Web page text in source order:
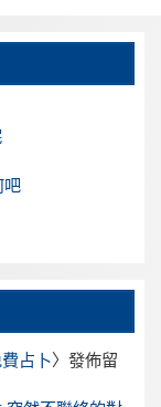
吧
占卜〉發佈留